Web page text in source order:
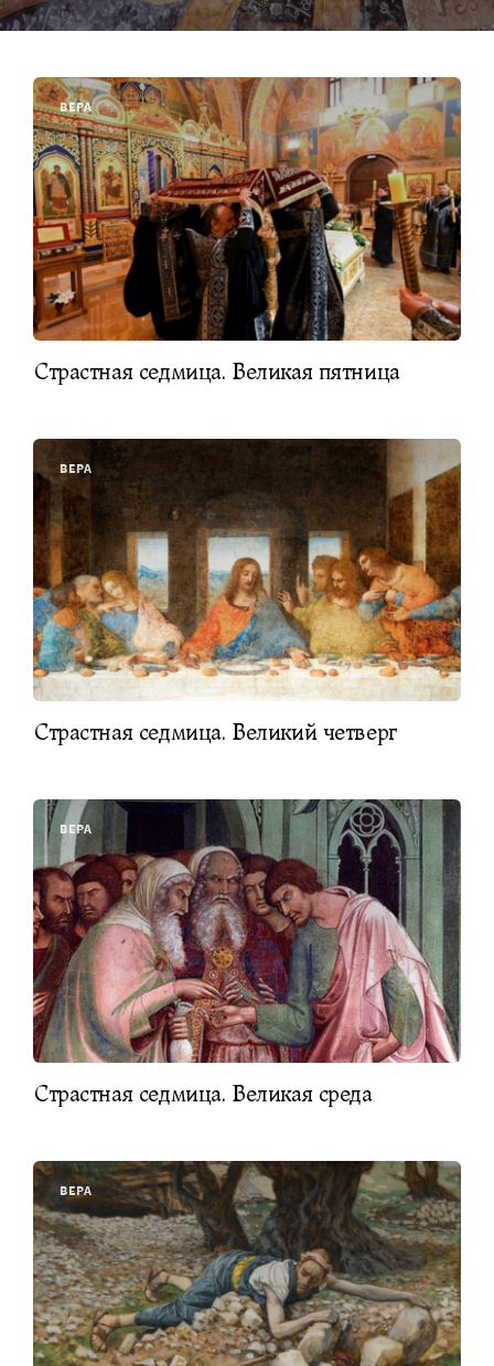
ВЕРА
Страстная седмица. Великая пятница
ВЕРА
Страстная седмица. Великий четверг
ВЕРА
Страстная седмица. Великая среда
ВЕРА